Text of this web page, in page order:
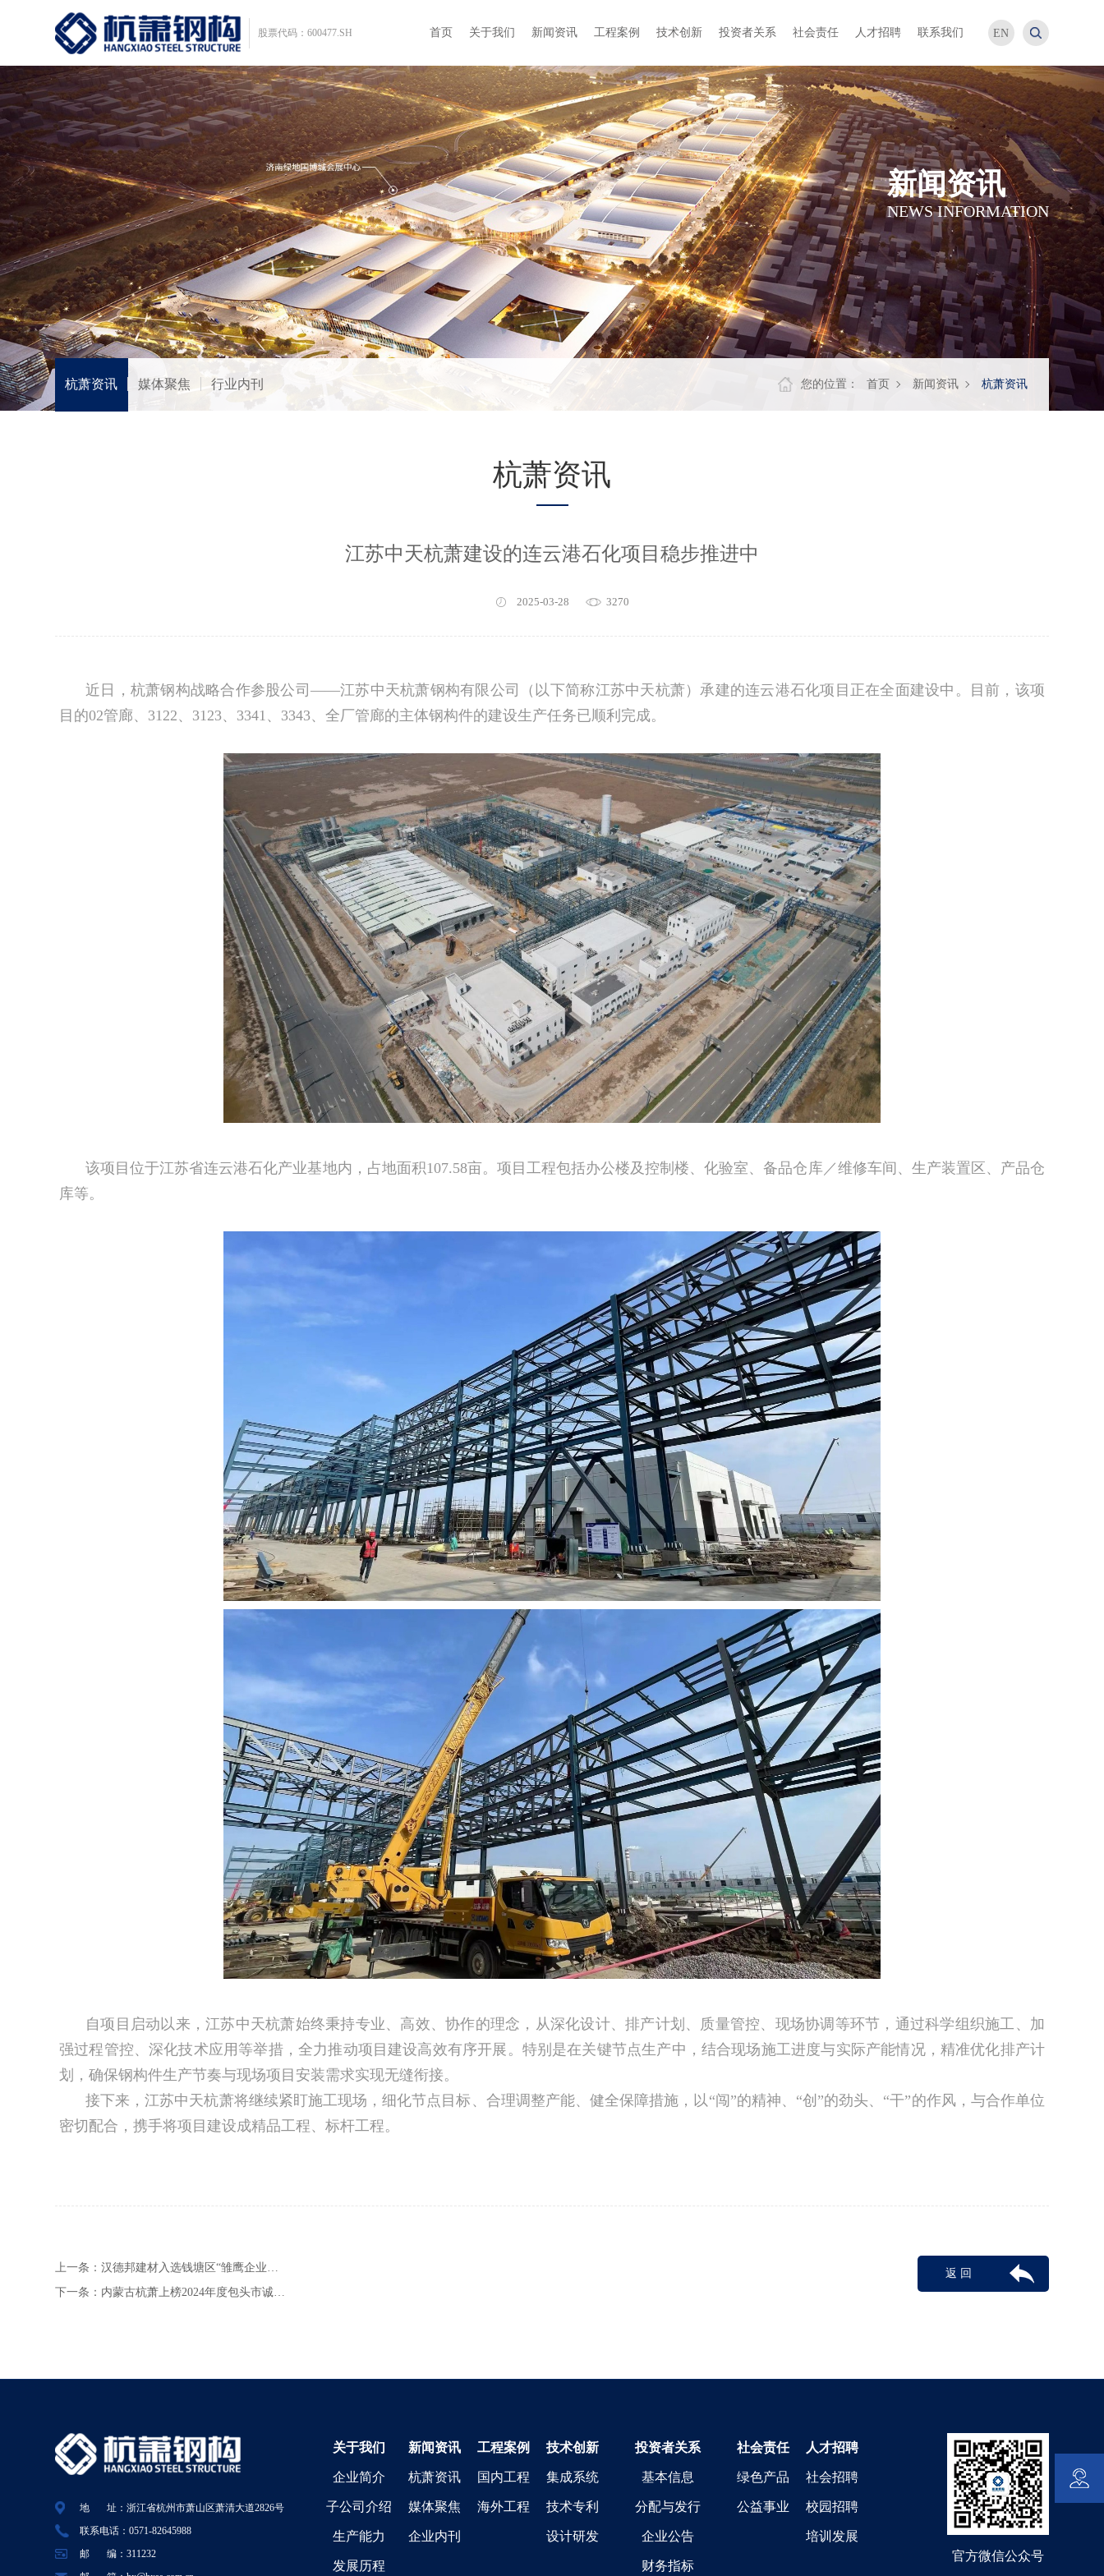
股票代码：600477.SH 首页 关于我们 新闻资讯 工程案例 技术创新 投资者关系 社会责任 人才招聘 联系我们 EN
新闻资讯
NEWS INFORMATION
杭萧资讯 媒体聚焦 行业内刊 您的位置： 首页 新闻资讯 杭萧资讯
杭萧资讯
江苏中天杭萧建设的连云港石化项目稳步推进中
2025-03-28 3270
近日，杭萧钢构战略合作参股公司——江苏中天杭萧钢构有限公司（以下简称江苏中天杭萧）承建的连云港石化项目正在全面建设中。目前，该项
目的02管廊、3122、3123、3341、3343、全厂管廊的主体钢构件的建设生产任务已顺利完成。
该项目位于江苏省连云港石化产业基地内，占地面积107.58亩。项目工程包括办公楼及控制楼、化验室、备品仓库／维修车间、生产装置区、产品仓
库等。
自项目启动以来，江苏中天杭萧始终秉持专业、高效、协作的理念，从深化设计、排产计划、质量管控、现场协调等环节，通过科学组织施工、加
强过程管控、深化技术应用等举措，全力推动项目建设高效有序开展。特别是在关键节点生产中，结合现场施工进度与实际产能情况，精准优化排产计
划，确保钢构件生产节奏与现场项目安装需求实现无缝衔接。
接下来，江苏中天杭萧将继续紧盯施工现场，细化节点目标、合理调整产能、健全保障措施，以“闯”的精神、“创”的劲头、“干”的作风，与合作单位
密切配合，携手将项目建设成精品工程、标杆工程。
上一条：汉德邦建材入选钱塘区“雏鹰企业…
下一条： 内蒙古杭萧上榜2024年度包头市诚…
返 回
地 址：浙江省杭州市萧山区萧清大道2826号
联系电话：0571-82645988
邮 编：311232
关于我们
企业简介
子公司介绍
生产能力
发展历程
新闻资讯
杭萧资讯
媒体聚焦
企业内刊
工程案例
国内工程
海外工程
技术创新
集成系统
技术专利
设计研发
投资者关系
基本信息
分配与发行
企业公告
财务指标
社会责任
绿色产品
公益事业
人才招聘
社会招聘
校园招聘
培训发展
官方微信公众号